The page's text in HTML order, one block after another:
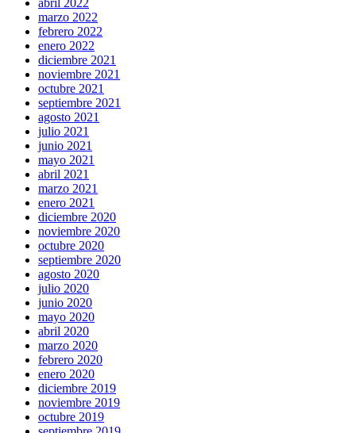
abril 2022
marzo 2022
febrero 2022
enero 2022
diciembre 2021
noviembre 2021
octubre 2021
septiembre 2021
agosto 2021
julio 2021
junio 2021
mayo 2021
abril 2021
marzo 2021
enero 2021
diciembre 2020
noviembre 2020
octubre 2020
septiembre 2020
agosto 2020
julio 2020
junio 2020
mayo 2020
abril 2020
marzo 2020
febrero 2020
enero 2020
diciembre 2019
noviembre 2019
octubre 2019